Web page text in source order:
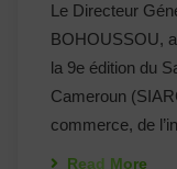
Le Directeur
BOHOUSSOU,
la 9e édition du
Cameroun
commerce, de
Read More